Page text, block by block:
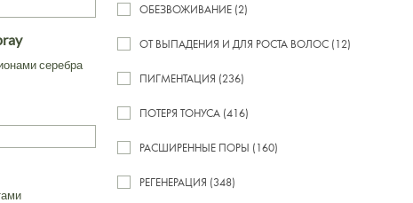
серебра
ОБЕЗВОЖИВАНИЕ (2)
ОТ ВЫПАДЕНИЯ И ДЛЯ РОСТА ВОЛОС (12)
ПИГМЕНТАЦИЯ (236)
ПОТЕРЯ ТОНУСА (416)
РАСШИРЕННЫЕ ПОРЫ (160)
РЕГЕНЕРАЦИЯ (348)